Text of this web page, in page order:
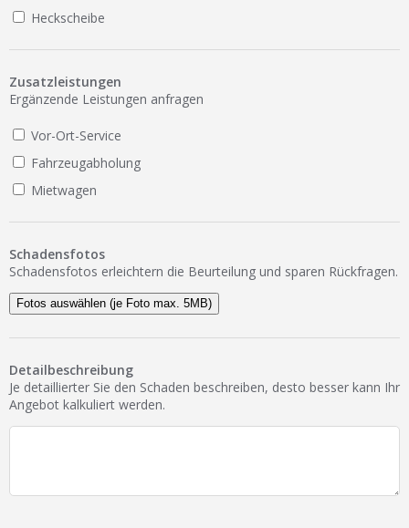
Heckscheibe
Zusatzleistungen
Ergänzende Leistungen anfragen
Vor-Ort-Service
Fahrzeugabholung
Mietwagen
Schadensfotos
Schadensfotos erleichtern die Beurteilung und sparen Rückfragen.
Fotos auswählen (je Foto max. 5MB)
Detailbeschreibung
Je detaillierter Sie den Schaden beschreiben, desto besser kann Ihr
Angebot kalkuliert werden.